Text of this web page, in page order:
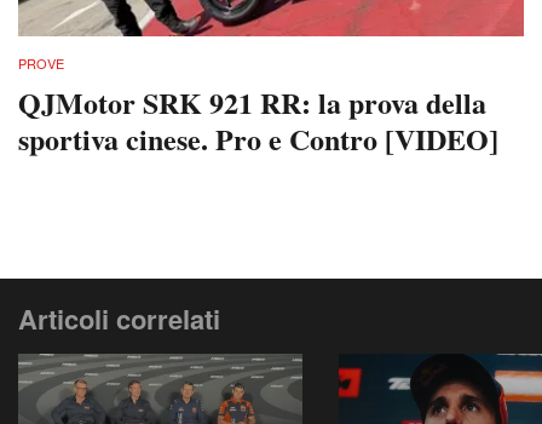
PROVE
QJMotor SRK 921 RR: la prova della
sportiva cinese. Pro e Contro [VIDEO]
Articoli correlati